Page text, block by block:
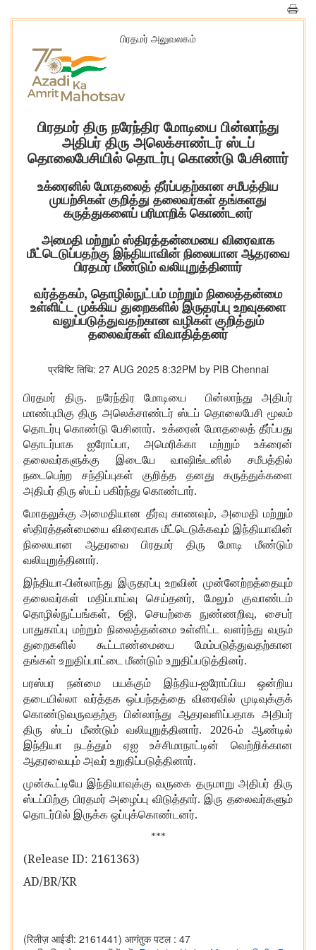
பிரதமர் அலுவலகம்
பிரதமர் திரு நரேந்திர மோடியை பின்லாந்து
அதிபர் திரு அலெக்சாண்டர் ஸ்டப்
தொலைபேசியில் தொடர்பு கொண்டு பேசினார்
உக்ரைனில் மோதலைத் தீர்ப்பதற்கான சமீபத்திய
முயற்சிகள் குறித்து தலைவர்கள் தங்களது
கருத்துகளைப் பரிமாறிக் கொண்டனர்
அமைதி மற்றும் ஸ்திரத்தன்மையை விரைவாக
மீட்டெடுப்பதற்கு இந்தியாவின் நிலையான ஆதரவை
பிரதமர் மீண்டும் வலியுறுத்தினார்
வர்த்தகம், தொழில்நுட்பம் மற்றும் நிலைத்தன்மை
உள்ளிட்ட முக்கிய துறைகளில் இருதரப்பு உறவுகளை
வலுப்படுத்துவதற்கான வழிகள் குறித்தும்
தலைவர்கள் விவாதித்தனர்
प्रविष्टि तिथि: 27 AUG 2025 8:32PM by PIB Chennai
பிரதமர் திரு. நரேந்திர மோடியை பின்லாந்து அதிபர்
மாண்புமிகு திரு அலெக்சாண்டர் ஸ்டப் தொலைபேசி மூலம்
தொடர்பு கொண்டு பேசினார். உக்ரைன் மோதலைத் தீர்ப்பது
தொடர்பாக ஐரோப்பா, அமெரிக்கா மற்றும் உக்ரைன்
தலைவர்களுக்கு இடையே வாஷிங்டனில் சமீபத்தில்
நடைபெற்ற சந்திப்புகள் குறித்த தனது கருத்துக்களை
அதிபர் திரு ஸ்டப் பகிர்ந்து கொண்டார்.
மோதலுக்கு அமைதியான தீர்வு காணவும், அமைதி மற்றும்
ஸ்திரத்தன்மையை விரைவாக மீட்டெடுக்கவும் இந்தியாவின்
நிலையான ஆதரவை பிரதமர் திரு மோடி மீண்டும்
வலியுறுத்தினார்.
இந்தியா-பின்லாந்து இருதரப்பு உறவின் முன்னேற்றத்தையும்
தலைவர்கள் மதிப்பாய்வு செய்தனர், மேலும் குவாண்டம்
தொழில்நுட்பங்கள், 6ஜி, செயற்கை நுண்ணறிவு, சைபர்
பாதுகாப்பு மற்றும் நிலைத்தன்மை உள்ளிட்ட வளர்ந்து வரும்
துறைகளில் கூட்டாண்மையை மேம்படுத்துவதற்கான
தங்கள் உறுதிப்பாட்டை மீண்டும் உறுதிப்படுத்தினர்.
பரஸ்பர நன்மை பயக்கும் இந்திய-ஐரோப்பிய ஒன்றிய
தடையில்லா வர்த்தக ஒப்பந்தத்தை விரைவில் முடிவுக்குக்
கொண்டுவருவதற்கு பின்லாந்து ஆதரவளிப்பதாக அதிபர்
திரு ஸ்டப் மீண்டும் வலியுறுத்தினார்.2026-ம் ஆண்டில்
இந்தியா நடத்தும் ஏஐ உச்சிமாநாட்டின் வெற்றிக்கான
ஆதரவையும் அவர் உறுதிப்படுத்தினார்.
முன்கூட்டியே இந்தியாவுக்கு வருகை தருமாறு அதிபர் திரு
ஸ்டப்பிற்கு பிரதமர் அழைப்பு விடுத்தார்.இரு தலைவர்களும்
தொடர்பில் இருக்க ஒப்புக்கொண்டனர்.
***
(Release ID: 2161363)
AD/BR/KR
(रिलीज़ आईडी: 2161441) आगंतुक पटल : 47